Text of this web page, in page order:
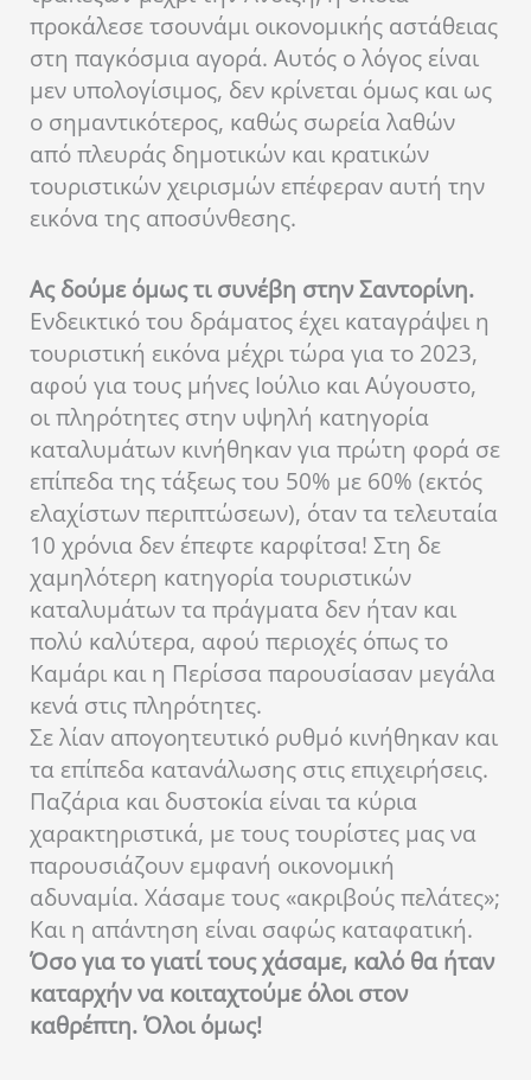
προκάλεσε τσουνάμι οικονομικής αστάθειας
στη παγκόσμια αγορά. Αυτός ο λόγος είναι
μεν υπολογίσιμος, δεν κρίνεται όμως και ως
ο σημαντικότερος, καθώς σωρεία λαθών
από πλευράς δημοτικών και κρατικών
τουριστικών χειρισμών επέφεραν αυτή την
εικόνα της αποσύνθεσης.
Ας δούμε όμως τι συνέβη στην Σαντορίνη.
Ενδεικτικό του δράματος έχει καταγράψει η
τουριστική εικόνα μέχρι τώρα για το 2023,
αφού για τους μήνες Ιούλιο και Αύγουστο,
οι πληρότητες στην υψηλή κατηγορία
καταλυμάτων κινήθηκαν για πρώτη φορά σε
επίπεδα της τάξεως του 50% με 60% (εκτός
ελαχίστων περιπτώσεων), όταν τα τελευταία
10 χρόνια δεν έπεφτε καρφίτσα! Στη δε
χαμηλότερη κατηγορία τουριστικών
καταλυμάτων τα πράγματα δεν ήταν και
πολύ καλύτερα, αφού περιοχές όπως το
Καμάρι και η Περίσσα παρουσίασαν μεγάλα
κενά στις πληρότητες.
Σε λίαν απογοητευτικό ρυθμό κινήθηκαν και
τα επίπεδα κατανάλωσης στις επιχειρήσεις.
Παζάρια και δυστοκία είναι τα κύρια
χαρακτηριστικά, με τους τουρίστες μας να
παρουσιάζουν εμφανή οικονομική
αδυναμία. Χάσαμε τους «ακριβούς πελάτες»;
Και η απάντηση είναι σαφώς καταφατική.
Όσο για το γιατί τους χάσαμε, καλό θα ήταν
καταρχήν να κοιταχτούμε όλοι στον
καθρέπτη. Όλοι όμως!